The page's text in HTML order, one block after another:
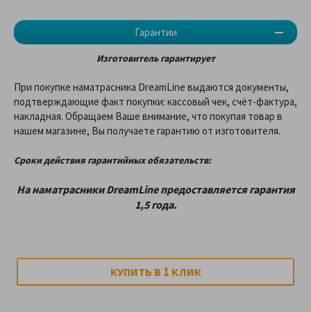
Гарантии
Изготовитель гарантирует
При покупке наматрасника DreamLine выдаются документы,
подтверждающие факт покупки: кассовый чек, счёт-фактура,
накладная. Обращаем Ваше внимание, что покупая товар в
нашем магазине, Вы получаете гарантию от изготовителя.
Сроки действия гарантийных обязательств:
На наматрасники DreamLineпредоставляетcя гарантия
1,5 года.
КУПИТЬ В 1 КЛИК